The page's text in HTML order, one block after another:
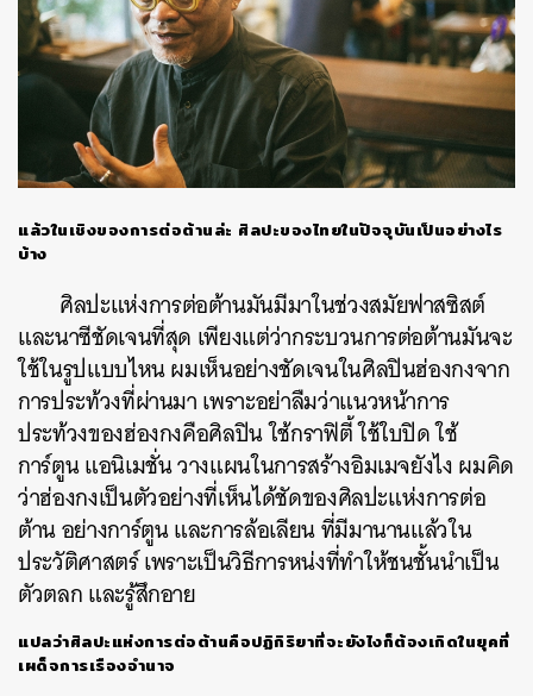
แล้วในเชิงของการต่อต้านล่ะ ศิลปะของไทยในปัจจุบันเป็นอย่างไร
บ้าง
ศิลปะแห่งการต่อต้านมันมีมาในช่วงสมัยฟาสซิสต์
และนาซีชัดเจนที่สุด เพียงแต่ว่ากระบวนการต่อต้านมันจะ
ใช้ในรูปแบบไหนผมเห็นอย่างชัดเจนในศิลปินฮ่องกงจาก
การประท้วงที่ผ่านมาเพราะอย่าลืมว่าแนวหน้าการ
ประท้วงของฮ่องกงคือศิลปินใช้กราฟิตี้ใช้ใบปิดใช้
การ์ตูนแอนิเมชั่นวางแผนในการสร้างอิมเมจยังไงผมคิด
ว่าฮ่องกงเป็นตัวอย่างที่เห็นได้ชัดของศิลปะแห่งการต่อ
ต้านอย่างการ์ตูนและการล้อเลียนที่มีมานานแล้วใน
ประวัติศาสตร์เพราะเป็นวิธีการหน่งที่ทำให้ชนชั้นนำเป็น
ตัวตลกและรู้สึกอาย
แปลว่าศิลปะแห่งการต่อต้านคือปฏิกิริยาที่จะยังไงก็ต้องเกิดในยุคที่
เผด็จการเรืองอำนาจ